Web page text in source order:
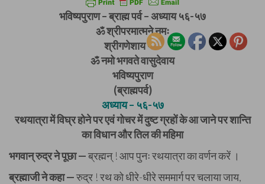
भविष्यपुराण – ब्राह्म पर्व – अध्याय ५६-५७
ॐ श्रीपरमात्मने नमः
श्रीगणेशाय नमः
ॐ नमो भगवते वासुदेवाय
भविष्यपुराण
(ब्राह्मपर्व)
अध्याय – ५६-५७
रथयात्रा में विघ्र होने पर एवं गोचर में दुष्ट ग्रहों के आ जाने पर शान्ति
का विधान और तिल की महिमा
भगवान् रुद्र ने पूछा —ब्रह्मन् ! आप पुनः रथयात्रा का वर्णन करें ।
ब्रह्माजी ने कहा —रुद्र ! रथ को धीरे-धीरे सममार्ग पर चलाया जाय,